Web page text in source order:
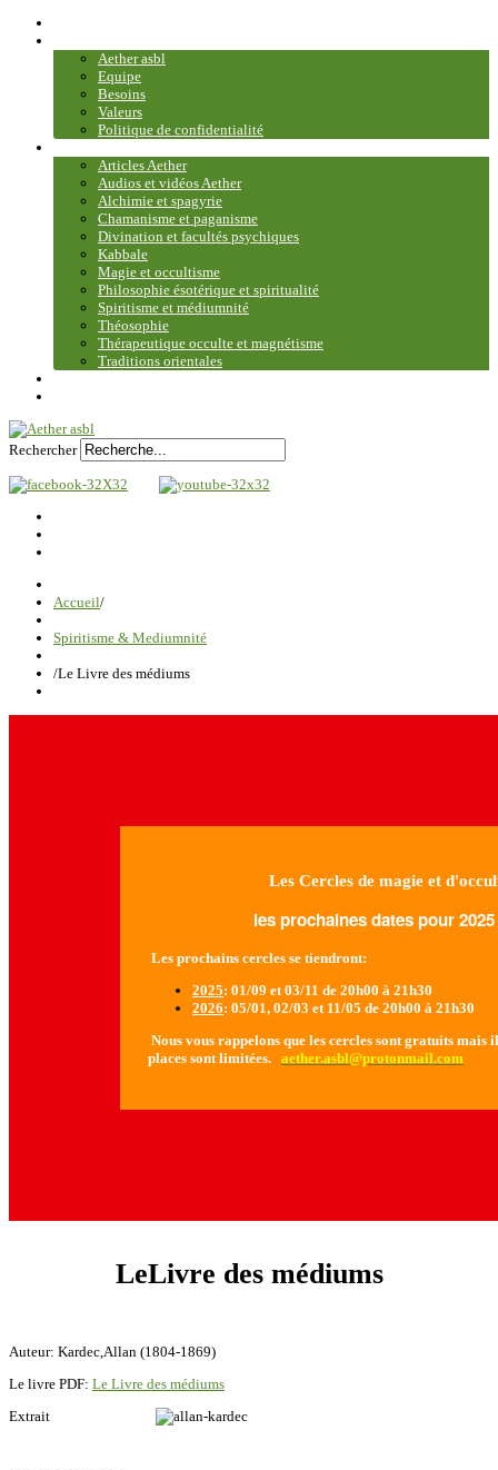
Aether asbl
Equipe
Besoins
Valeurs
Politique de confidentialité
Articles Aether
Audios et vidéos Aether
Alchimie et spagyrie
Chamanisme et paganisme
Divination et facultés psychiques
Kabbale
Magie et occultisme
Philosophie ésotérique et spiritualité
Spiritisme et médiumnité
Théosophie
Thérapeutique occulte et magnétisme
Traditions orientales
Rechercher
Accueil/
Spiritisme & Mediumnité
/Le Livre des médiums
Les Cercles de magie et
les prochaines dates pour 2025
Les prochains cercles se tiendront:
2025: 01/09 et 03/11 de 20h00 à 21h30
2026: 05/01, 02/03 et 11/05 de 20h00 à 21h30
Nous vous rappelons que les cercles sont gratuits
places sont limitées. aether.asbl@protonmail.com
LeLivre des médiums
Auteur: Kardec,Allan (1804-1869)
Le livre PDF: Le Livre des médiums
Extrait